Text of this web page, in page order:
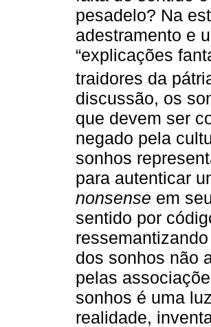
pesadelo? Na
adestramento e
“explicações
traidores da
discussão, os
que devem ser
negado pela
sonhos
para autenticar
nonsense em
sentido por
dos sonhos não
pelas
sonhos é uma
realidade,